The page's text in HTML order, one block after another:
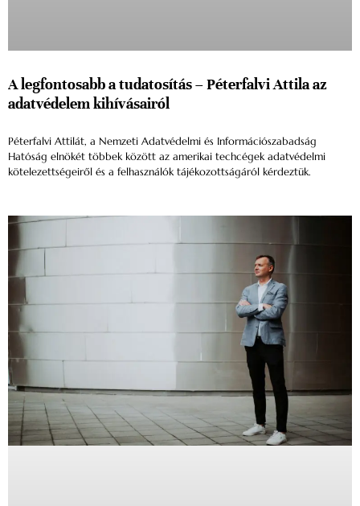
A legfontosabb a tudatosítás – Péterfalvi Attila az
adatvédelem kihívásairól
Péterfalvi Attilát, a Nemzeti Adatvédelmi és Információszabadság
Hatóság elnökét többek között az amerikai techcégek adatvédelmi
kötelezettségeiről és a felhasználók tájékozottságáról kérdeztük.